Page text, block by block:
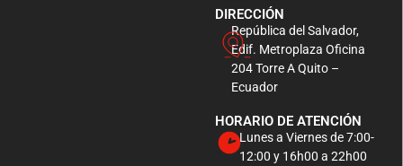
DIRECCIÓN
República del Salvador,
Edif. Metroplaza Oficina
204 Torre A Quito –
Ecuador
HORARIO DE ATENCIÓN
Lunes a Viernes de 7:00-
12:00 y 16h00 a 22h00